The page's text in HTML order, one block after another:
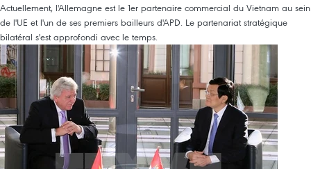
Actuellement, l'Allemagne est le 1er partenaire commercial du Vietnam au sein
de l'UE et l'un de ses premiers bailleurs d'APD. Le partenariat stratégique
bilatéral s'est approfondi avec le temps.